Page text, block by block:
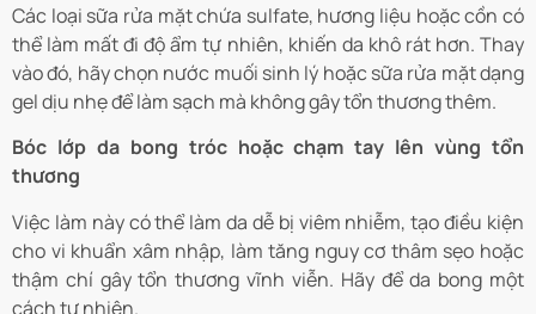
Các loại sữa rửa mặt chứa sulfate, hương liệu hoặc cồn có
thể làm mất đi độ ẩm tự nhiên, khiến da khô rát hơn. Thay
vào đó, hãy chọn nước muối sinh lý hoặc sữa rửa mặt dạng
gel dịu nhẹ để làm sạch mà không gây tổn thương thêm.
Bóc lớp da bong tróc hoặc chạm tay lên vùng tổn
thương
Việc làm này có thể làm da dễ bị viêm nhiễm, tạo điều kiện
cho vi khuẩn xâm nhập, làm tăng nguy cơ thâm sẹo hoặc
thậm chí gây tổn thương vĩnh viễn. Hãy để da bong một
cách tự nhiên.